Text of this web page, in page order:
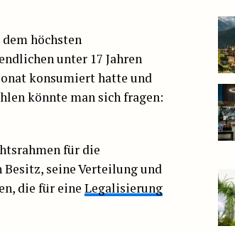
höchsten
unter 17 Jahren
konsumiert hatte und
könnte man sich fragen:
für die
seine Verteilung und
die für eine Legalisierung